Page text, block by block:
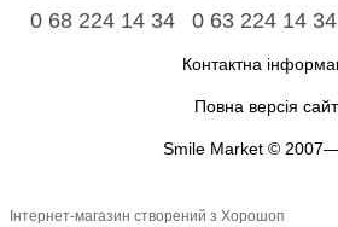
0 68 224 14 34 0 63 224 14 34
Контактна
Повна версія
Smile Market ©
Інтернет-магазин створений з Хорошоп